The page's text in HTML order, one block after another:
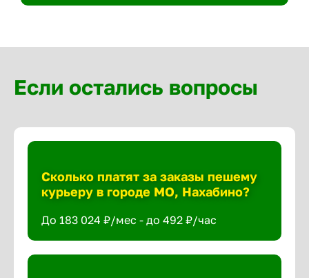
Если остались вопросы
Сколько платят за заказы пешему
курьеру в городе МО, Нахабино?
До 183 024 ₽/мес - до 492 ₽/час